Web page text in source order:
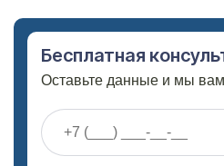
Бесплатная
Оставьте данные и мы